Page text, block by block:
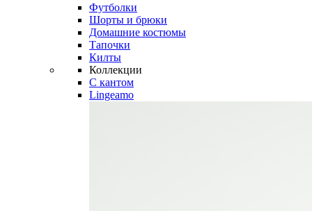
Футболки
Шорты и брюки
Домашние костюмы
Тапочки
Килты
Коллекции
C кантом
Lingeamo